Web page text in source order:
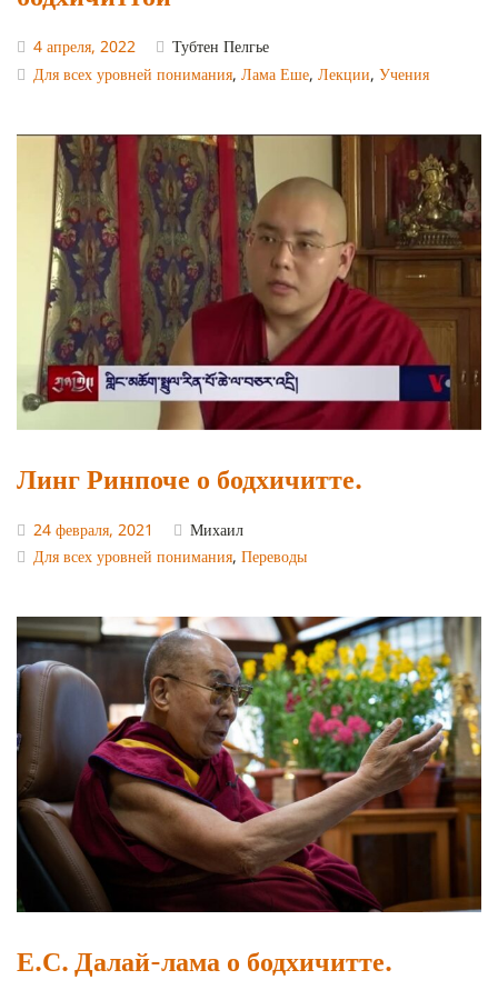
4 апреля, 2022
Тубтен Пелгье
Для всех уровней понимания, Лама Еше, Лекции, Учения
Линг Ринпоче о бодхичитте.
24 февраля, 2021
Михаил
Для всех уровней понимания, Переводы
Е.С. Далай-лама о бодхичитте.